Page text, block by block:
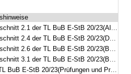
2.1 der TL BuB E-StB 20/23(Allgemeines)
2.4 der TL BuB E-StB 20/23(Dokumentation)
20/23(Bekanntgabe der Werke mit Güteüberwachung gemäß TL BuB E-StB 20/23)
E-StB 20/23(Bei der Fremdüberwachung festgestellte Mängel)
und Prüfhäufigkeiten für Bodenmaterialien und Baustoffe nach TL BuB E-StB 20/23)